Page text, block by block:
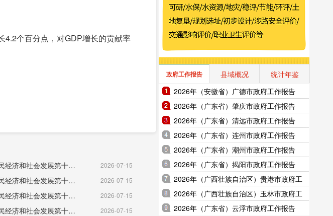
4.2个百分点，对GDP增长的贡献率
（福建省）南平市国民经济和社会发展第十五个五年规划纲要 2026-07-15
（湖北省）随州市国民经济和社会发展第十五个五年规划纲要 2026-07-15
（辽宁省）大连市国民经济和社会发展第十五个五年规划纲要 2026-07-15
（天津市）河北区国民经济和社会发展第十五个五年规划纲要 2026-07-15
政府工作报告 县域概况
统计年鉴
2026年（安徽省）广德市政府工作报告
2026年（广东省）肇庆市政府工作报告
2026年（广东省）清远市政府工作报告
2026年（广东省）连州市政府工作报告
2026年（广东省）潮州市政府工作报告
2026年（广东省）揭阳市政府工作报告
2026年（广西壮族自治区）贵港市政府工
作报告
2026年（广西壮族自治区）玉林市政府工
作报告
2026年（广东省）云浮市政府工作报告